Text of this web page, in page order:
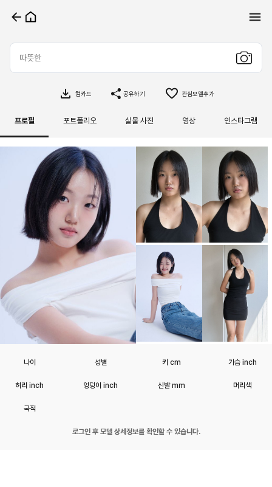
컴카드 공유하기 관심모델추가
프로필 포트폴리오 실물 사진 영상 인스타그램
나이 성별 키 cm 가슴 inch
허리 inch 엉덩이 inch 신발 mm 머리색
국적
로그인 후 모델 상세정보를 확인할 수 있습니다.